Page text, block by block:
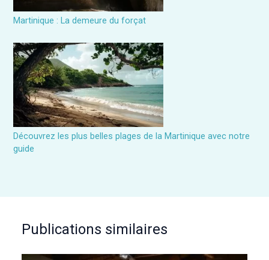
Martinique : La demeure du forçat
Découvrez les plus belles plages de la Martinique avec notre
guide
Publications similaires